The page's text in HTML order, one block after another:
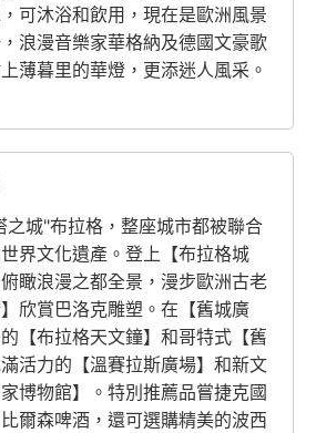
可沐浴和飲用，現在是歐洲風景
浪漫音樂家華格納及德國文豪歌
薄暮里的華燈，更添迷人風采。
之城"布拉格，整座城市都被聯合
界文化遺產。登上【布拉格城
瞰浪漫之都全景，漫步歐洲古老
欣賞巴洛克雕塑。在【舊城廣
【布拉格天文鐘】和哥特式【舊
活力的【溫賽拉斯廣場】和新文
博物館】。特別推薦品嘗捷克國
爾森啤酒，還可選購精美的波西